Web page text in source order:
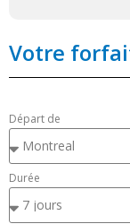
Votre
Départ de
Durée